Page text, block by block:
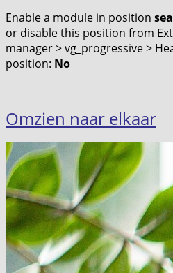
Enable a module in position
or disable this position from
manager > vg_progressive >
position: No
Omzien naar elkaar